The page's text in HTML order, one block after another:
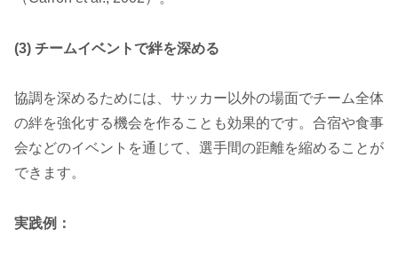
(3) チームイベントで絆を深める
協調を深めるためには、サッカー以外の場面でチーム全体
の絆を強化する機会を作ることも効果的です。合宿や食事
会などのイベントを通じて、選手間の距離を縮めることが
できます。
実践例：